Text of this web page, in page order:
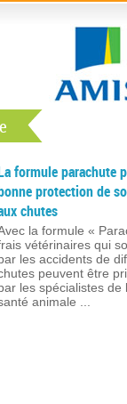
formule parachute
protection de
chutes
la formule «
vétérinaires qui
les accidents de
peuvent être
les spécialistes de
animale ...